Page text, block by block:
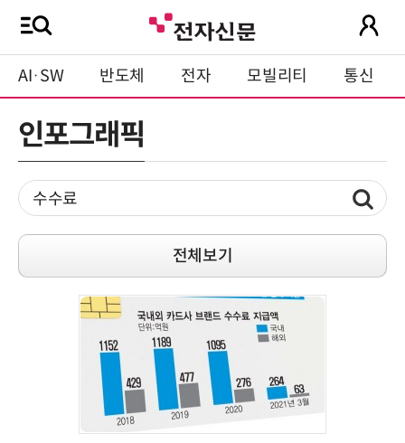
AI·SW 반도체 전자 모빌리티 통신
인포그래픽
전체보기